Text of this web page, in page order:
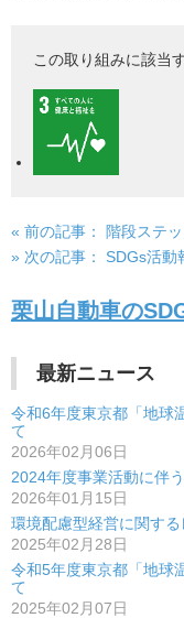
この取り組みに該当
投
ナ
ビ
ゲ
ー
シ
ョ
ン
« 前の記事：
階段ステ
» 次の記事：
SDGs活動
栗山自動車の
最新ニュース
令和6年度東京都「地球
て
2026年02月06日
2024年度事業活動に伴
2026年01月15日
環境配慮型経営に関す
2025年02月28日
令和5年度東京都「地球
て
2025年02月07日